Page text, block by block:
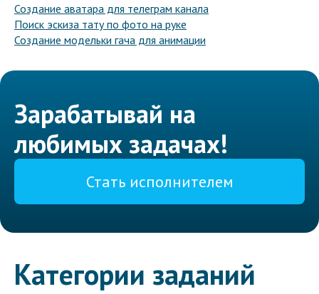
Создание аватара для телеграм канала
Поиск эскиза тату по фото на руке
Создание модельки гача для анимации
Зарабатывай на
любимых задачах!
Стать исполнителем
Категории заданий